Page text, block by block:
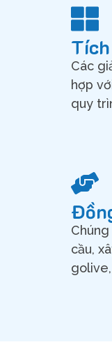
Các
hợp
quy
cầu,